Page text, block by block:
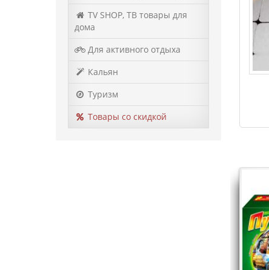
TV SHOP, ТВ товары для
дома
Для активного отдыха
Кальян
Туризм
Товары со скидкой